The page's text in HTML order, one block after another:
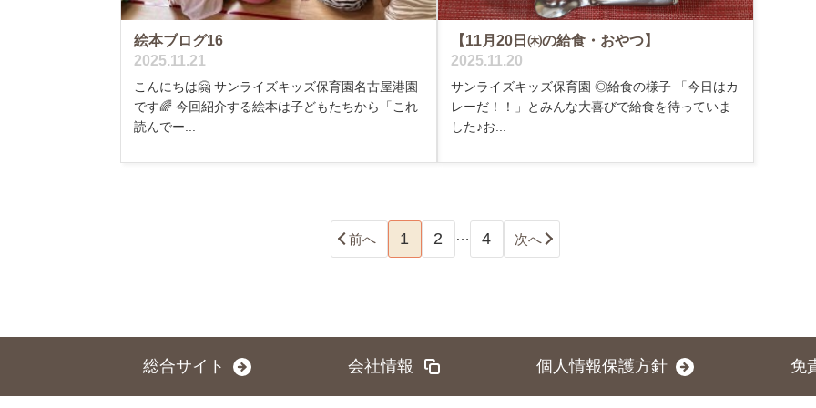
絵本ブログ16
2025.11.21
こんにちは🤗 サンライズキッズ保育園名古屋港園
です🌈 今回紹介する絵本は子どもたちから「これ
読んでー...
【11月20日㈭の給食・おやつ】
2025.11.20
サンライズキッズ保育園 ◎給食の様子 「今日はカ
レーだ！！」とみんな大喜びで給食を待っていま
した♪お...
前へ 1 2 … 4 次へ
総合サイト 会社情報 個人情報保護方針 免